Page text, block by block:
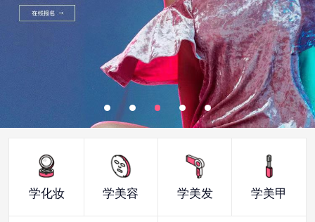
学化妆 学美容 学美发 学美甲